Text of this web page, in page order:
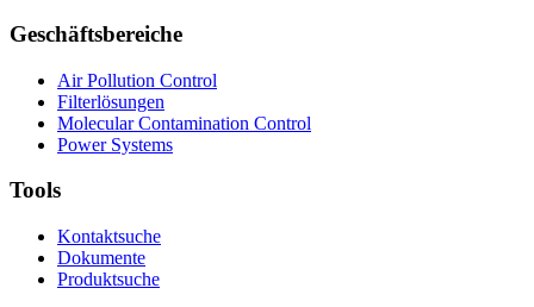
Geschäftsbereiche
Air Pollution Control
Filterlösungen
Molecular Contamination Control
Power Systems
Tools
Kontaktsuche
Dokumente
Produktsuche